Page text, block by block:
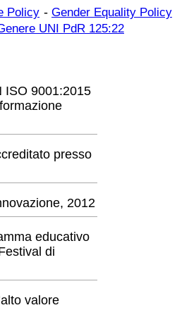
Policy - Gender Equality Policy
UNI PdR 125:22
ISO 9001:2015
presso
2012
educativo
di
valore